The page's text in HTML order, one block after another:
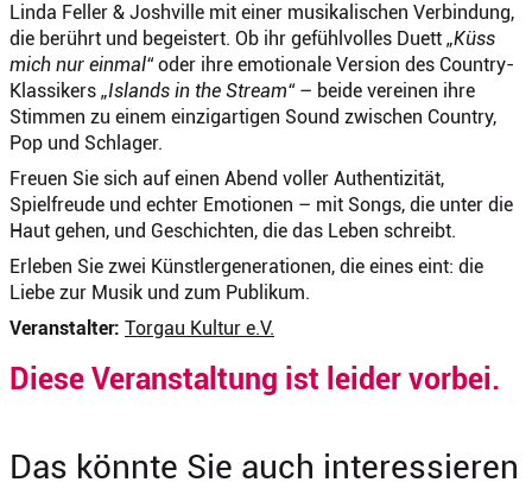
Linda Feller & Joshville mit einer musikalischen Verbindung,
die berührt und begeistert. Ob ihr gefühlvolles Duett „Küss
mich nur einmal“ oder ihre emotionale Version des Country-
Klassikers „Islands in the Stream“ – beide vereinen ihre
Stimmen zu einem einzigartigen Sound zwischen Country,
Pop und Schlager.
Freuen Sie sich auf einen Abend voller Authentizität,
Spielfreude und echter Emotionen – mit Songs, die unter die
Haut gehen, und Geschichten, die das Leben schreibt.
Erleben Sie zwei Künstlergenerationen, die eines eint: die
Liebe zur Musik und zum Publikum.
Veranstalter: Torgau Kultur e.V.
Diese Veranstaltung ist leider vorbei.
Das könnte Sie auch interessieren